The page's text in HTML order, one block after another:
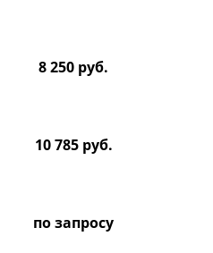
8 250 руб.
10 785 руб.
по запросу